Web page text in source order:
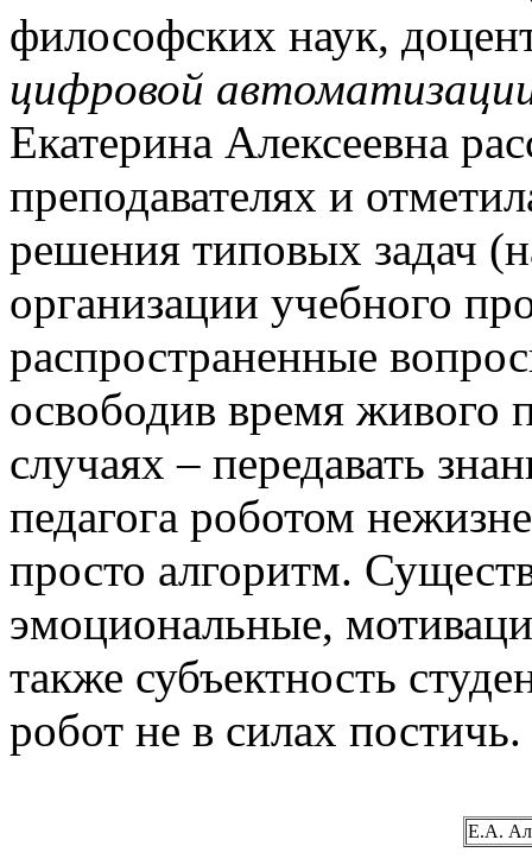
философских наук,
цифровой
Екатерина Алексеевна
преподавателях и
решения типовых задач
организации учебного
распространенные
освободив время живого
случаях – передавать
педагога роботом
просто алгоритм.
эмоциональные,
также субъектность
робот не в силах постичь.
Е.А.